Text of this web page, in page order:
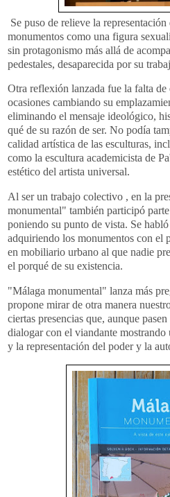
Se puso de relieve la
monumentos como una figura
sin protagonismo más allá de
pedestales, desaparecida por su
Otra reflexión lanzada fue la falta
ocasiones cambiando su
eliminando el mensaje ideológico,
qué de su razón de ser. No podía
calidad artística de las esculturas,
como la escultura academicista de
estético del artista universal.
Al ser un trabajo colectivo , en la
monumental" también participó
poniendo su punto de vista. Se
adquiriendo los monumentos con el
en mobiliario urbano al que nadie
el porqué de su existencia.
"Málaga monumental" lanza más
propone mirar de otra manera
ciertas presencias que, aunque
dialogar con el viandante mostrando
y la representación del poder y la